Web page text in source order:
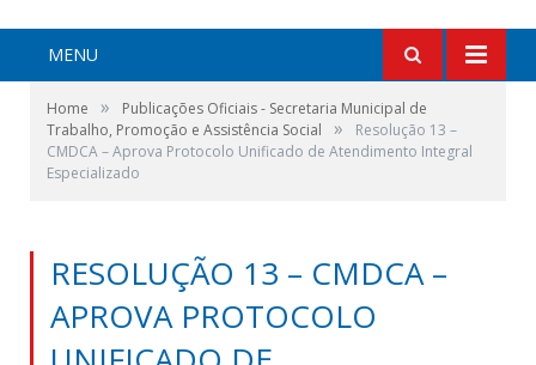
MENU
Home »
Publicações Oficiais - Secretaria Municipal de
Trabalho, Promoção e Assistência Social
»
Resolução 13 –
CMDCA – Aprova Protocolo Unificado de Atendimento Integral
Especializado
RESOLUÇÃO 13 – CMDCA –
APROVA PROTOCOLO